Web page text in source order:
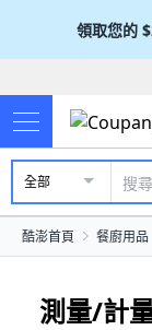
領取您的
全部
酷澎首頁 餐廚用品
測量/計